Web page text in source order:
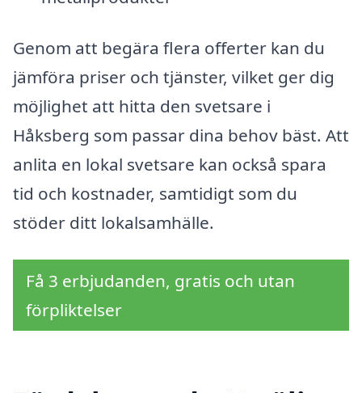
Genom att begära flera offerter kan du
jämföra priser och tjänster, vilket ger dig
möjlighet att hitta den svetsare i
Håksberg som passar dina behov bäst. Att
anlita en lokal svetsare kan också spara
tid och kostnader, samtidigt som du
stöder ditt lokalsamhälle.
Få 3 erbjudanden, gratis och utan
förpliktelser